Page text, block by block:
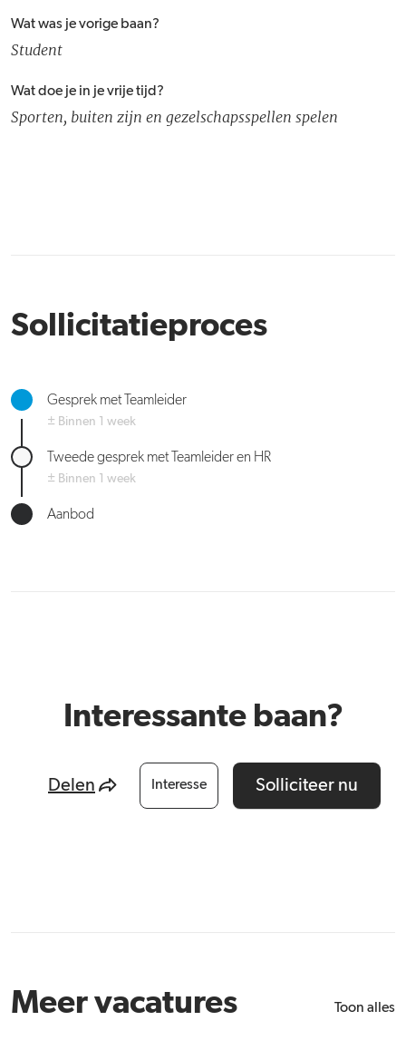
Wat was je vorige baan?
Student
Wat doe je in je vrije tijd?
Sporten, buiten zijn en gezelschapsspellen spelen
Sollicitatieproces
Gesprek met Teamleider
± Binnen 1 week
Tweede gesprek met Teamleider en HR
± Binnen 1 week
Aanbod
Interessante baan?
Delen Interesse Solliciteer nu
Meer vacatures Toon alles